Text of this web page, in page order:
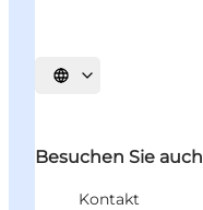
Sprache auswählen
Besuchen Sie auch
Kontakt